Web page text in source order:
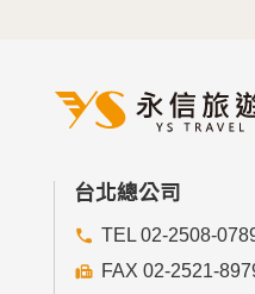
台北總公司
TEL 02-2508-
FAX 02-2521-